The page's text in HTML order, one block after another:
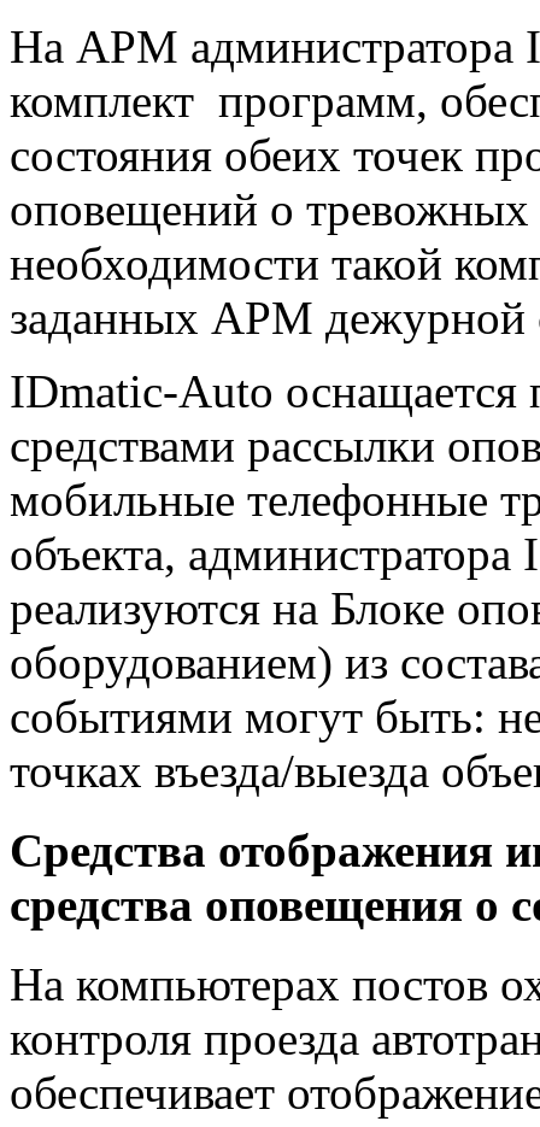
На АРМ администратора
комплект программ,
состояния обеих точек
оповещений о
необходимости такой
заданных АРМ дежурной
IDmatic-Auto
средствами рассылки
мобильные телефонные
объекта,
реализуются на Блоке
оборудованием) из
событиями могут быть:
точках въезда/выезда
Средства отображения
средства оповещения о
На компьютерах постов
контроля проезда
обеспечивает